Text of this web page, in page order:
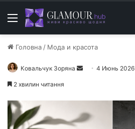
Меню
Головна / Мода и красота
Ковальчук Зоряна
а
4 Июнь 2026
2 хвилин читання